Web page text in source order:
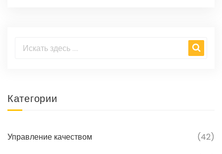
Категории
Управление качеством (42)